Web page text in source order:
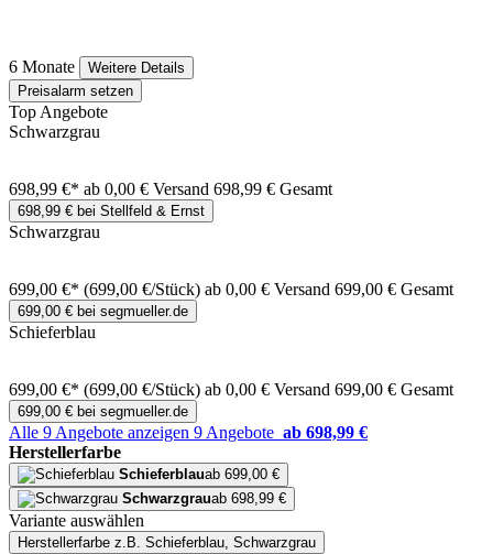
6 Monate
Weitere Details
Preisalarm setzen
Top Angebote
Schwarzgrau
698,99 €* ab 0,00 € Versand 698,99 € Gesamt
698,99 € bei Stellfeld & Ernst
Schwarzgrau
699,00 €* (699,00 €/Stück) ab 0,00 € Versand 699,00 € Gesamt
699,00 € bei segmueller.de
Schieferblau
699,00 €* (699,00 €/Stück) ab 0,00 € Versand 699,00 € Gesamt
699,00 € bei segmueller.de
Alle 9 Angebote anzeigen 9 Angebote ab 698,99 €
Herstellerfarbe
Schieferblauab 699,00 €
Schwarzgrauab 698,99 €
Variante auswählen
Herstellerfarbe z.B. Schieferblau, Schwarzgrau